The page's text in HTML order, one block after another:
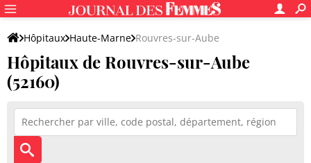
Hôpitaux Haute-Marne Rouvres-sur-Aube
Hôpitaux de Rouvres-sur-Aube
(52160)